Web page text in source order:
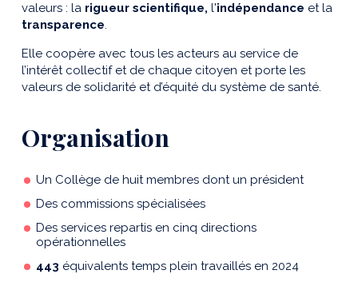
valeurs : la rigueur scientifique, l'indépendance et la
transparence.
Elle coopère avec tous les acteurs au service de
l’intérêt collectif et de chaque citoyen et porte les
valeurs de solidarité et d’équité du système de santé.
Organisation
Un Collège de huit membres dont un président
Des commissions spécialisées
Des services repartis en cinq directions
opérationnelles
443 équivalents temps plein travaillés en 2024